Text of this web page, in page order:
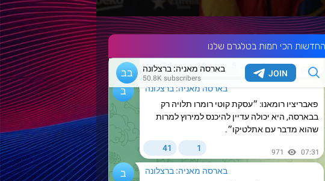
החדשות הכי חמות בטלגרם שלנו